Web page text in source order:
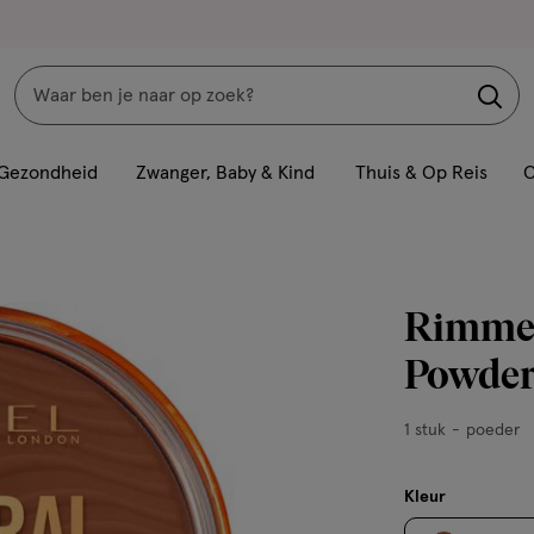
Zoeken
met
volledig
venster
geavanceerde
zoekopties
Zwanger, Baby & Kind Thuis & Op Reis
1
poeder
1 stuk poeder
Kleur